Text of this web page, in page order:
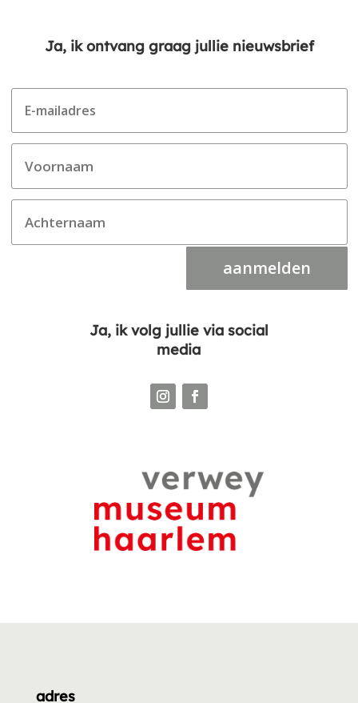
Ja, ik ontvang graag jullie nieuwsbrief
aanmelden
Ja, ik volg jullie via social
media
adres